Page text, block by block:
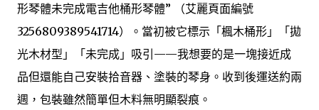
形琴體未完成電吉他桶形琴體” （艾麗頁面編號
3256809389541714）。當初被它標示「楓木桶形」「拋
光木材型」「未完成」吸引——我想要的是一塊接近成
品但還能自己安裝拾音器、塗裝的琴身。收到後運送約兩
週，包裝雖然簡單但木料無明顯裂痕。